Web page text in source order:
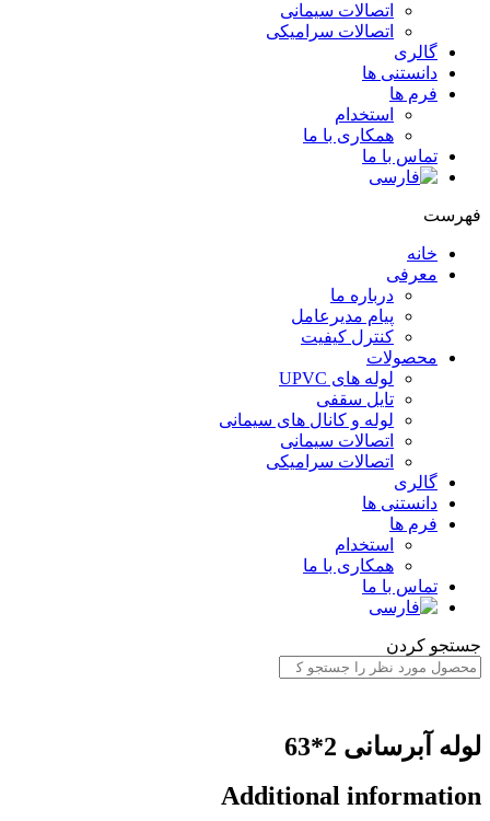
اتصالات سیمانی
اتصالات سرامیکی
گالری
دانستنی ها
فرم ها
استخدام
همکاری با ما
تماس با ما
فهرست
خانه
معرفی
درباره ما
پیام مدیرعامل
کنترل کیفیت
محصولات
لوله های UPVC
تایل سقفی
لوله و کانال های سیمانی
اتصالات سیمانی
اتصالات سرامیکی
گالری
دانستنی ها
فرم ها
استخدام
همکاری با ما
تماس با ما
جستجو کردن
لوله آبرسانی 2*63
Additional information